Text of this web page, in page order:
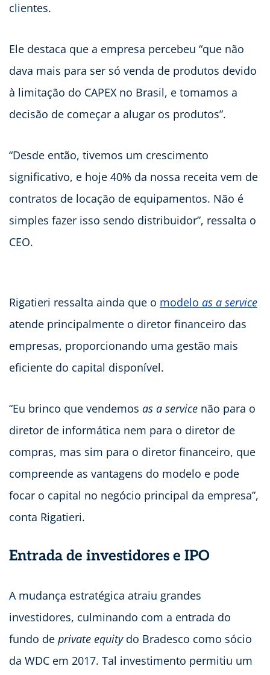
clientes.
Ele destaca que a empresa percebeu “que não
dava mais para ser só venda de produtos devido
à limitação do CAPEX no Brasil, e tomamos a
decisão de começar a alugar os produtos”.
“Desde então, tivemos um crescimento
significativo, e hoje 40% da nossa receita vem de
contratos de locação de equipamentos. Não é
simples fazer isso sendo distribuidor”, ressalta o
CEO.
Rigatieri ressalta ainda que o modelo as a service
atende principalmente o diretor financeiro das
empresas, proporcionando uma gestão mais
eficiente do capital disponível.
“Eu brinco que vendemos as a service não para o
diretor de informática nem para o diretor de
compras, mas sim para o diretor financeiro, que
compreende as vantagens do modelo e pode
focar o capital no negócio principal da empresa”,
conta Rigatieri.
Entrada de investidores e IPO
A mudança estratégica atraiu grandes
investidores, culminando com a entrada do
fundo de private equity do Bradesco como sócio
da WDC em 2017. Tal investimento permitiu um